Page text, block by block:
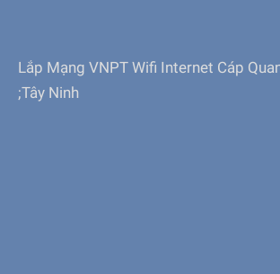
Lắp Mạng VNPT Wifi Internet Cáp
;Tây Ninh